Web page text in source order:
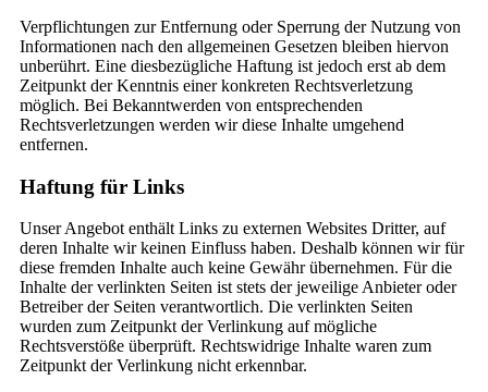
Verpflichtungen zur Entfernung oder Sperrung der Nutzung von
Informationen nach den allgemeinen Gesetzen bleiben hiervon
unberührt. Eine diesbezügliche Haftung ist jedoch erst ab dem
Zeitpunkt der Kenntnis einer konkreten Rechtsverletzung
möglich. Bei Bekanntwerden von entsprechenden
Rechtsverletzungen werden wir diese Inhalte umgehend
entfernen.
Haftung für Links
Unser Angebot enthält Links zu externen Websites Dritter, auf
deren Inhalte wir keinen Einfluss haben. Deshalb können wir für
diese fremden Inhalte auch keine Gewähr übernehmen. Für die
Inhalte der verlinkten Seiten ist stets der jeweilige Anbieter oder
Betreiber der Seiten verantwortlich. Die verlinkten Seiten
wurden zum Zeitpunkt der Verlinkung auf mögliche
Rechtsverstöße überprüft. Rechtswidrige Inhalte waren zum
Zeitpunkt der Verlinkung nicht erkennbar.